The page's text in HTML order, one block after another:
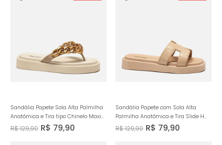
Sandália Papete Sola Alta Palmilha
Anatômica e Tira tipo Chinelo Maxi
Corrente Feminino Milano Off White
14254
R$129,90 R$ 79,90
Sandália Papete com Sola Alta
Palmilha Anatômica e Tira Slide H
com Textura Croco Feminino Milano
Amendoa 14253
R$129,90 R$ 79,90